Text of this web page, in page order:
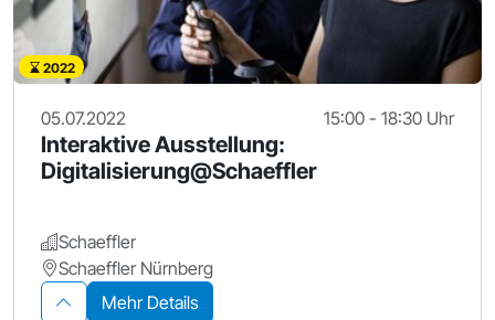
2022
05.07.2022 15:00 - 18:30 Uhr
Interaktive Ausstellung:
Digitalisierung@Schaeffler
Schaeffler
Schaeffler Nürnberg
Mehr Details